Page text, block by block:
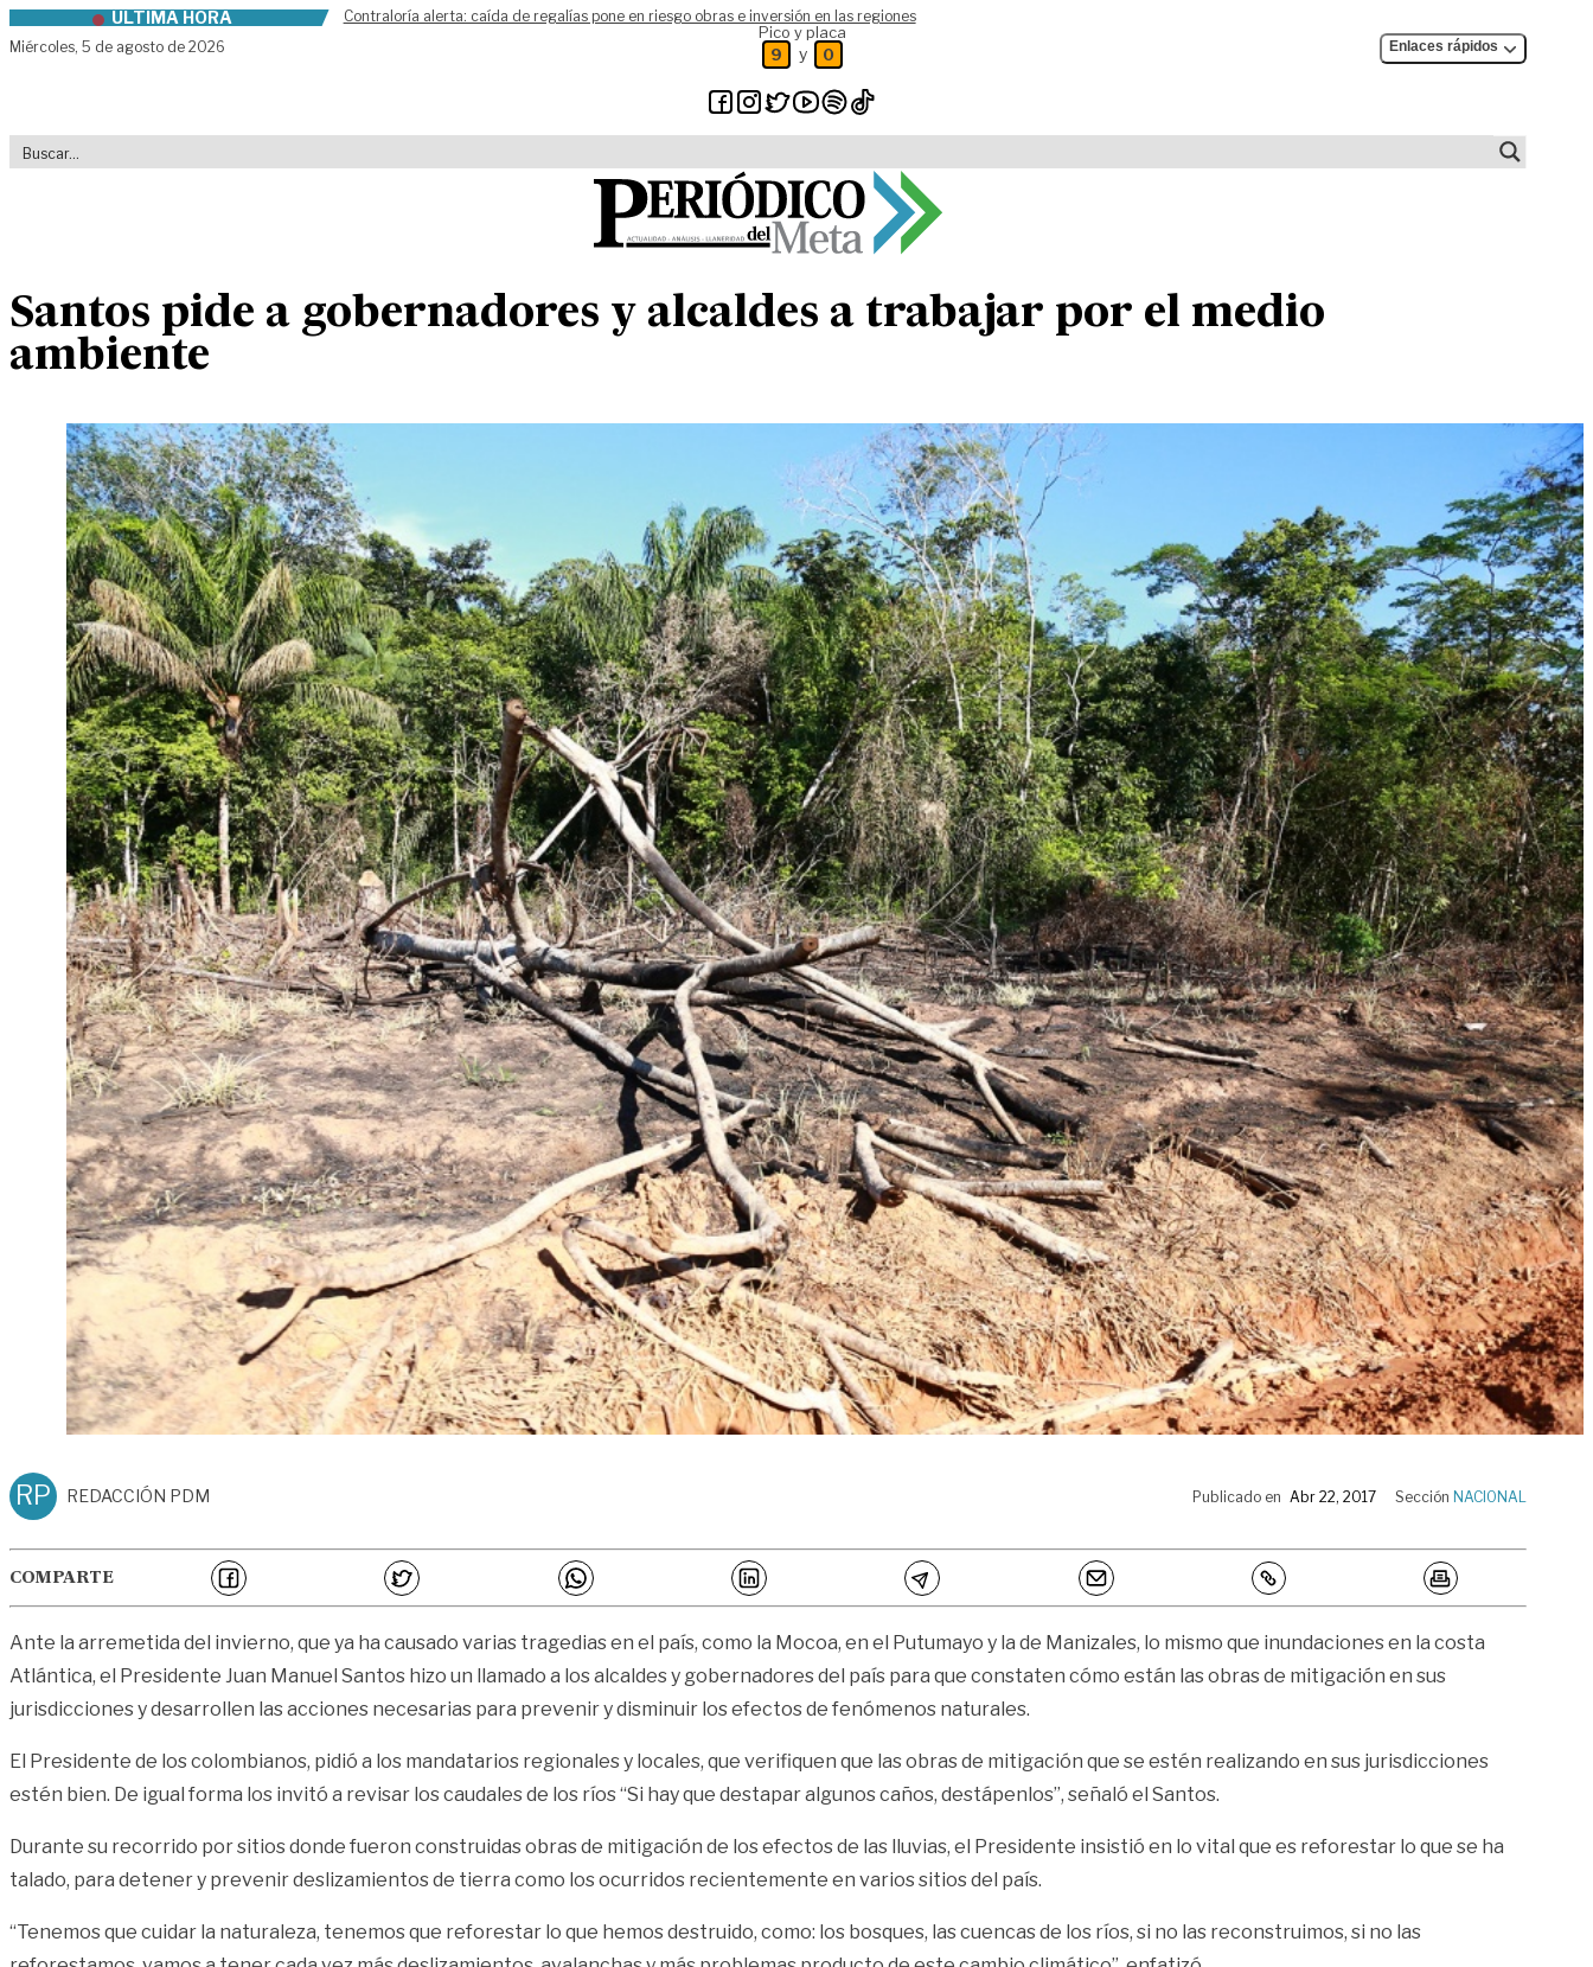
Skip to contentÚLTIMA HORA
Contraloría alerta: caída de regalías pone en riesgo obras e inversión en las regiones
Miércoles, 5 de agosto de 2026
Pico y placa
9 y 0 Enlaces rápidos
Santos pide a gobernadores y alcaldes a trabajar por el medio
ambiente
RP REDACCIÓN PDM Publicado en Abr 22, 2017 Sección NACIONAL
COMPARTE
Ante la arremetida del invierno, que ya ha causado varias tragedias en el país, como la Mocoa, en el Putumayo y la de Manizales, lo mismo que inundaciones en la costa
Atlántica, el Presidente Juan Manuel Santos hizo un llamado a los alcaldes y gobernadores del país para que constaten cómo están las obras de mitigación en sus
jurisdicciones y desarrollen las acciones necesarias para prevenir y disminuir los efectos de fenómenos naturales.
El Presidente de los colombianos, pidió a los mandatarios regionales y locales, que verifiquen que las obras de mitigación que se estén realizando en sus jurisdicciones
estén bien. De igual forma los invitó a revisar los caudales de los ríos “Si hay que destapar algunos caños, destápenlos”, señaló el Santos.
Durante su recorrido por sitios donde fueron construidas obras de mitigación de los efectos de las lluvias, el Presidente insistió en lo vital que es reforestar lo que se ha
talado, para detener y prevenir deslizamientos de tierra como los ocurridos recientemente en varios sitios del país.
“Tenemos que cuidar la naturaleza, tenemos que reforestar lo que hemos destruido, como: los bosques, las cuencas de los ríos, si no las reconstruimos, si no las